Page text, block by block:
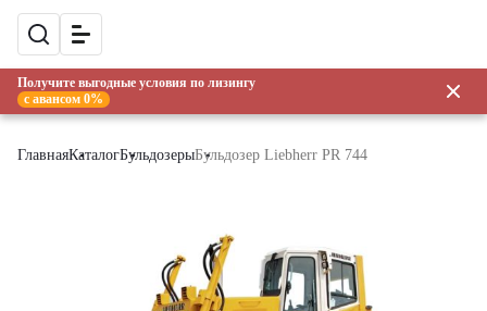
Получите выгодные условия по лизингу
с авансом 0%
ГлавнаяКаталогБульдозерыБульдозер Liebherr PR 744